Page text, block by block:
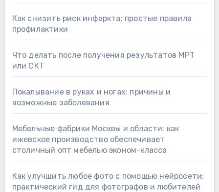
Как снизить риск инфаркта: простые правила
профилактики
Что делать после получения результатов МРТ
или СКТ
Покалывание в руках и ногах: причины и
возможные заболевания
Мебельные фабрики Москвы и области: как
ижевское производство обеспечивает
столичный опт мебелью эконом-класса
Как улучшить любое фото с помощью нейросети:
практический гид для фотографов и любителей